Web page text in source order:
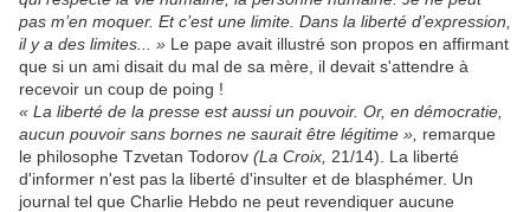
pas m’en moquer. Et c’est une limite. Dans la liberté d’expression,
il y a des limites... » Le pape avait illustré son propos en affirmant
que si un ami disait du mal de sa mère, il devait s'attendre à
recevoir un coup de poing !
« La liberté de la presse est aussi un pouvoir. Or, en démocratie,
aucun pouvoir sans bornes ne saurait être légitime », remarque
le philosophe Tzvetan Todorov (La Croix, 21/14). La liberté
d'informer n'est pas la liberté d'insulter et de blasphémer. Un
journal tel que Charlie Hebdo ne peut revendiquer aucune